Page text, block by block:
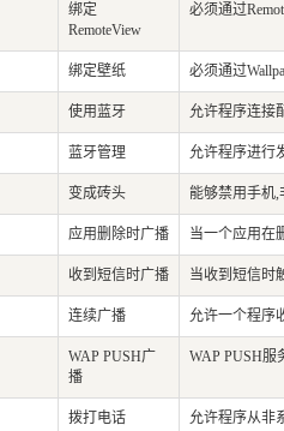
绑定
RemoteView
必须通过
绑定壁纸 必须通过
使用蓝牙 允许程序连接
蓝牙管理 允许程序进行
变成砖头 能够禁用手机
应用删除时广播 当一个应用在
收到短信时广播 当收到短信时
连续广播 允许一个程序
WAP PUSH广
播
WAP PUSH服
拨打电话 允许程序从非